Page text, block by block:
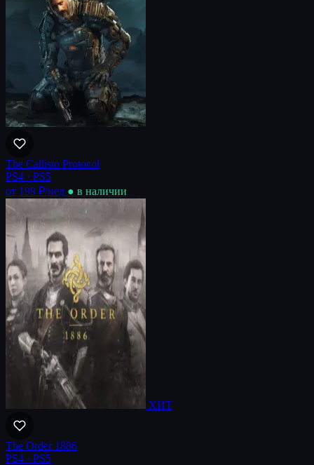
The Callisto Protocol
PS4 · PS5
от 199 ₽/нед ● в наличии
ХИТ
The Order 1886
PS4 · PS5